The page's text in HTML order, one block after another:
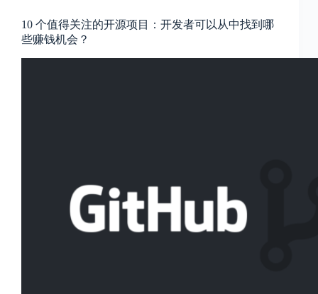
10 个值得关注的开源项目：开发者可以从中找到哪
些赚钱机会？